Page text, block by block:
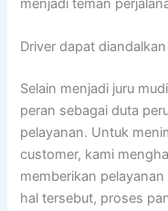
menjadi teman
Driver dapat diandalkan
Selain menjadi juru
peran sebagai duta
pelayanan. Untuk
customer, kami
memberikan
hal tersebut, proses